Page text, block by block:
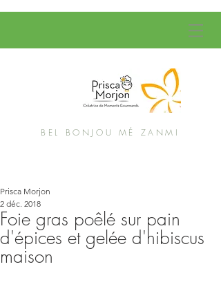
BEL BONJOU MÉ ZANMI
Foie gras poêlé sur pain
d'épices et gelée d'hibiscus
maison
Prisca Morjon
2 déc. 2018